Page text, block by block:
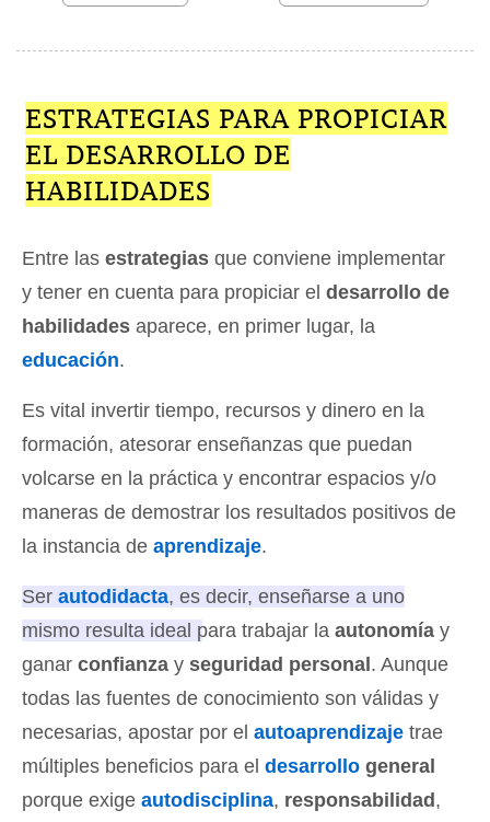
ESTRATEGIAS PARA PROPICIAR
EL DESARROLLO DE
HABILIDADES
Entre las estrategias que conviene implementar
y tener en cuenta para propiciar el desarrollo de
habilidades aparece, en primer lugar, la
educación.
Es vital invertir tiempo, recursos y dinero en la
formación, atesorar enseñanzas que puedan
volcarse en la práctica y encontrar espacios y/o
maneras de demostrar los resultados positivos de
la instancia de aprendizaje.
Ser autodidacta, es decir, enseñarse a uno
mismo resulta ideal para trabajar la autonomía y
ganar confianza y seguridad personal . Aunque
todas las fuentes de conocimiento son válidas y
necesarias, apostar por el autoaprendizaje trae
múltiples beneficios para el desarrollo general
porque exige autodisciplina, responsabilidad ,